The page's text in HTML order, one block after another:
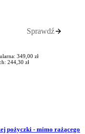
Sprawdź
349,00 zł
244,30 zł
pożyczki - mimo rażącego